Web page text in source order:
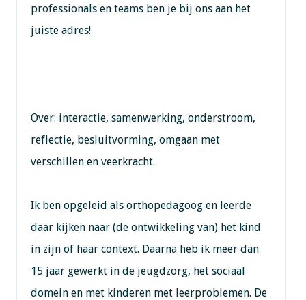
professionals en teams ben je bij ons aan het
juiste adres!
Over: interactie, samenwerking, onderstroom,
reflectie, besluitvorming, omgaan met
verschillen en veerkracht.
Ik ben opgeleid als orthopedagoog en leerde
daar kijken naar (de ontwikkeling van) het kind
in zijn of haar context. Daarna heb ik meer dan
15 jaar gewerkt in de jeugdzorg, het sociaal
domein en met kinderen met leerproblemen. De